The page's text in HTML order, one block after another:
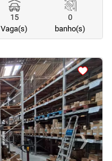
15
Vaga(s)
0
banho(s)
›Next